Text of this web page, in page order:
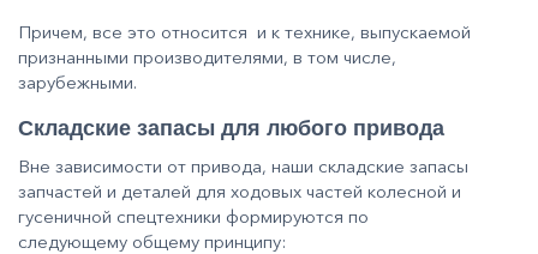
Причем, все это относится и к технике, выпускаемой
признанными производителями, в том числе,
зарубежными.
Складские запасы для любого привода
Вне зависимости от привода, наши складские запасы
запчастей и деталей для ходовых частей колесной и
гусеничной спецтехники формируются по
следующему общему принципу: